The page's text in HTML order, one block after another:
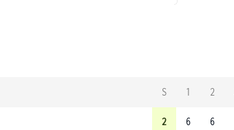
S 1 2
2
6
6